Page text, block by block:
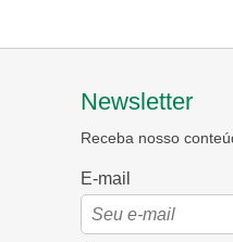
Newsletter
Receba nosso
E-mail